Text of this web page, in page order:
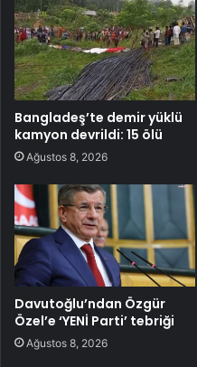
Bangladeş’te demir yüklü
kamyon devrildi: 15 ölü
Ağustos 8, 2026
Davutoğlu’ndan Özgür
Özel’e ‘YENİ Parti’ tebriği
Ağustos 8, 2026